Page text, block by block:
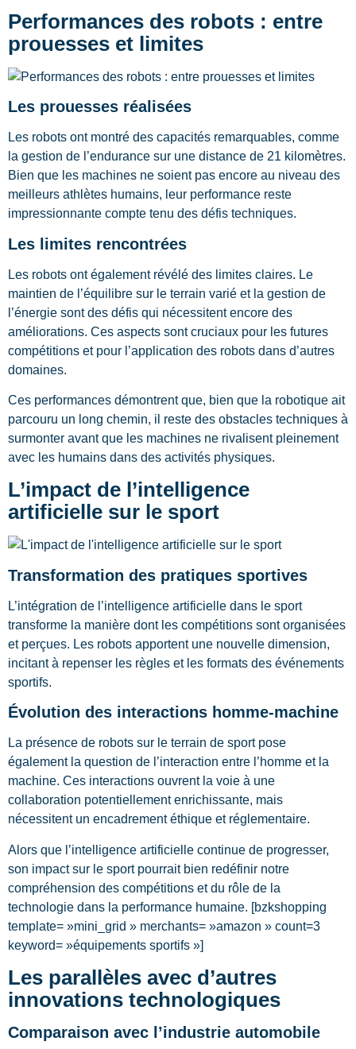
Performances des robots : entre
prouesses et limites
Les prouesses réalisées
Les robots ont montré des capacités remarquables, comme
la gestion de l’endurance sur une distance de 21 kilomètres.
Bien que les machines ne soient pas encore au niveau des
meilleurs athlètes humains, leur performance reste
impressionnante compte tenu des défis techniques.
Les limites rencontrées
Les robots ont également révélé des limites claires. Le
maintien de l’équilibre sur le terrain varié et la gestion de
l’énergie sont des défis qui nécessitent encore des
améliorations. Ces aspects sont cruciaux pour les futures
compétitions et pour l’application des robots dans d’autres
domaines.
Ces performances démontrent que, bien que la robotique ait
parcouru un long chemin, il reste des obstacles techniques à
surmonter avant que les machines ne rivalisent pleinement
avec les humains dans des activités physiques.
L’impact de l’intelligence
artificielle sur le sport
Transformation des pratiques sportives
L’intégration de l’intelligence artificielle dans le sport
transforme la manière dont les compétitions sont organisées
et perçues. Les robots apportent une nouvelle dimension,
incitant à repenser les règles et les formats des événements
sportifs.
Évolution des interactions homme-machine
La présence de robots sur le terrain de sport pose
également la question de l’interaction entre l’homme et la
machine. Ces interactions ouvrent la voie à une
collaboration potentiellement enrichissante, mais
nécessitent un encadrement éthique et réglementaire.
Alors que l’intelligence artificielle continue de progresser,
son impact sur le sport pourrait bien redéfinir notre
compréhension des compétitions et du rôle de la
technologie dans la performance humaine. [bzkshopping
template= »mini_grid » merchants= »amazon » count=3
keyword= »équipements sportifs »]
Les parallèles avec d’autres
innovations technologiques
Comparaison avec l’industrie automobile